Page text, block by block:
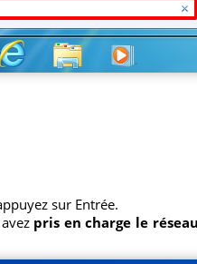
sur Entrée.
pris en charge le